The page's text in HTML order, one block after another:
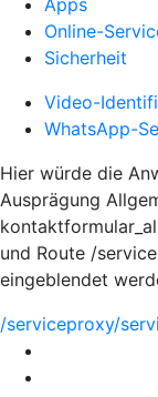
Apps
Online-
Sicherheit
Video-
WhatsApp-
Hier würde die
Ausprägung
und Route /
eingeblendet
/serviceproxy/